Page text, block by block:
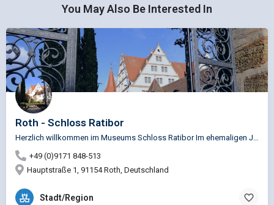
You May Also Be Interested In
Roth - Schloss Ratibor
Herzlich willkommen im Museums Schloss Ratibor Im ehemaligen Jagdschloss des Markgrafen von…
+49 (0)9171 848-513
Hauptstraße 1, 91154 Roth, Deutschland
Stadt/Region